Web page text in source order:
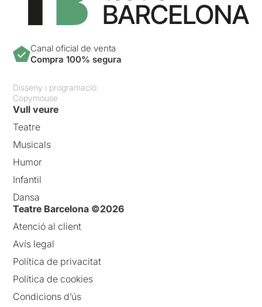
Canal oficial de venta
Compra 100% segura
Disseny i programació:
Copymouse
Vull veure
Teatre
Musicals
Humor
Infantil
Dansa
Teatre Barcelona ©2026
Atenció al client
Avís legal
Política de privacitat
Política de cookies
Condicions d’ús